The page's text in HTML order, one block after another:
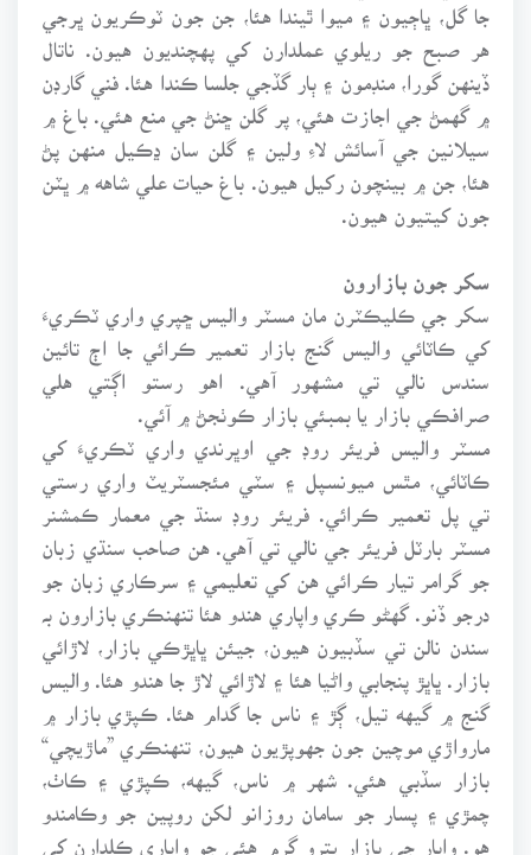
جا گل، ڀاڄيون ۽ ميوا ٿيندا هئا، جن جون ٽوڪريون ڀرجي
هر صبح جو ريلوي عملدارن کي پهچنديون هيون. ناتال
ڏينهن گورا، منڊمون ۽ ٻار گڏجي جلسا ڪندا هئا. فني گارڊن
۾ گهمڻ جي اجازت هئي، پر گلن ڇنڻ جي منع هئي. باغ ۾
سيلانين جي آسائش لاءِ ولين ۽ گلن سان ڍڪيل منهن پڻ
هئا، جن ۾ بينچون رکيل هيون. باغ حيات علي شاهه ۾ ڀٽن
جون کيتيون هيون.
سکر جون بازارون
سکر جي ڪليڪٽرن مان مسٽر واليس ڇپري واري ٽڪريءَ
کي ڪاٽائي واليس گنج بازار تعمير ڪرائي جا اڄ تائين
سندس نالي تي مشهور آهي. اهو رستو اڳتي هلي
صرافڪي بازار يا بمبئي بازار ڪوٺجڻ ۾ آئي.
مسٽر واليس فريئر روڊ جي اوڀرندي واري ٽڪريءَ کي
ڪاٽائي، مٿس ميونسپل ۽ سٽي مئجسٽريٽ واري رستي
تي پل تعمير ڪرائي. فريئر روڊ سنڌ جي معمار ڪمشنر
مسٽر بارٽل فريئر جي نالي تي آهي. هن صاحب سنڌي زبان
جو گرامر تيار ڪرائي هن کي تعليمي ۽ سرڪاري زبان جو
درجو ڏنو. گهڻو ڪري واپاري هندو هئا تنهنڪري بازارون بہ
سندن نالن تي سڏبيون هيون، جيئن ڀاڀڙڪي بازار، لاڙائي
بازار. ڀاڀڙ پنجابي واڻيا هئا ۽ لاڙائي لاڙ جا هندو هئا. واليس
گنج ۾ گيهه تيل، ڳڙ ۽ ناس جا گدام هئا. ڪپڙي بازار ۾
مارواڙي موچين جون جهوپڙيون هيون، تنهنڪري ”ماڙيچي“
بازار سڏبي هئي. شهر ۾ ناس، گيهه، ڪپڙي ۽ ڪاٺ،
چمڙي ۽ پسار جو سامان روزانو لکن روپين جو وڪامندو
هو. واپار جي بازار يترو گرم هئي جو واپاري ڪلدارن کي